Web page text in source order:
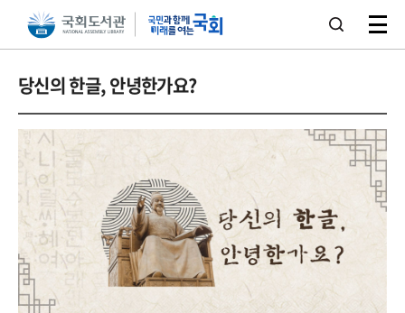
본문 바로가기주메뉴 바로가기
당신의 한글, 안녕한가요?